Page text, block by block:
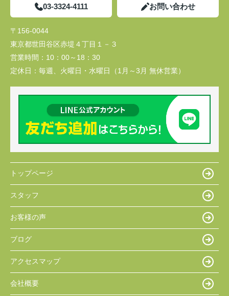
03-3324-4111 お問い合わせ
〒156-0044
東京都世田谷区赤堤４丁目１－３
営業時間： 10：00～18：30
定休日： 毎週、火曜日・水曜日（1月～3月 無休営業）
トップページ
スタッフ
お客様の声
ブログ
アクセスマップ
会社概要